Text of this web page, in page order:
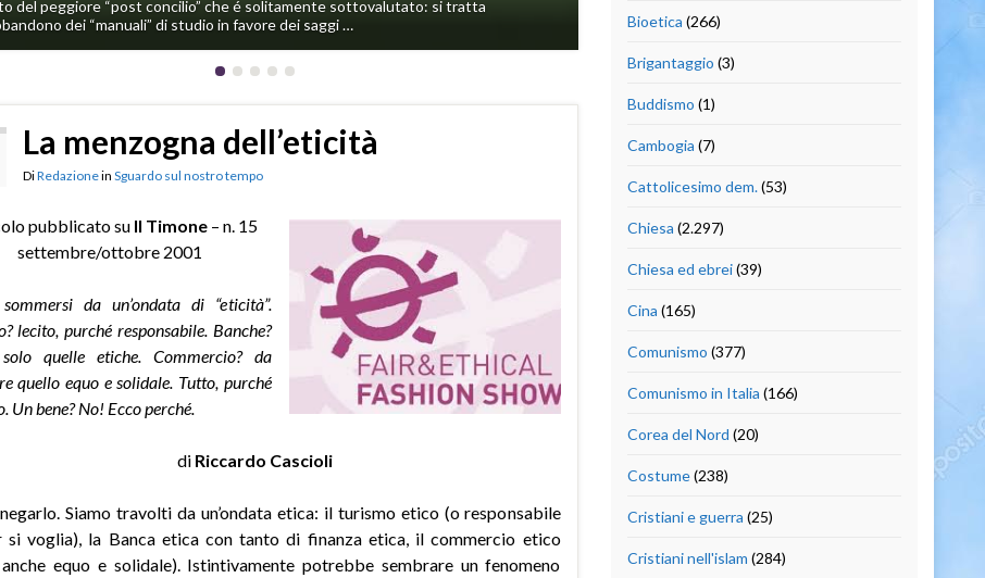
del peggiore “post concilio” che é solitamente sottovalutato: si tratta
dei “manuali” di studio in favore dei saggi …
La menzogna dell’eticità
DiRedazionein Sguardo sul nostro tempo
pubblicato su Il Timone– n. 15
settembre/ottobre 2001
da un’ondata di “eticità”.
lecito, purché responsabile. Banche?
quelle etiche. Commercio? da
quello equo e solidale. Tutto, purché
Un bene? No! Ecco perché.
di Riccardo Cascioli
Siamo travolti da un’ondata etica: il turismo etico (o responsabile
si voglia), la Banca etica con tanto di finanza etica, il commercio etico
equo e solidale). Istintivamente potrebbe sembrare un fenomeno
Bioetica (266)
Brigantaggio (3)
Buddismo (1)
Cambogia (7)
Cattolicesimo dem.(53)
Chiesa (2.297)
Chiesa ed ebrei(39)
Cina (165)
Comunismo (377)
Comunismo in Italia (166)
Corea del Nord (20)
Costume(238)
Cristiani e guerra (25)
Cristiani nell'islam (284)